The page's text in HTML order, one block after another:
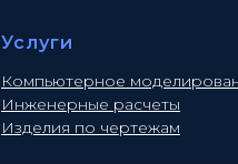
Услуги
Компьютерное
Инженерные расчеты
Изделия по чертежам